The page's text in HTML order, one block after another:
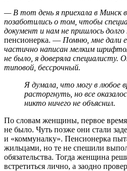
— В тот день я приехала в
позаботились о том, чтобы
документ и нам не пришлось
пенсионерка. — Помню, мне дали
частично написан мелким
не было, я доверяла специалисту.
типовой, бессрочный.
Я думала, что могу в любое
расторгнуть, но все
никто ничего не объяснил.
По словам женщины, первое
не было. Чуть позже они стали
и «коммуналку». Пенсионерка
жильцами, но те не спешили
обязательства. Тогда женщина
встретиться лично, а заодно